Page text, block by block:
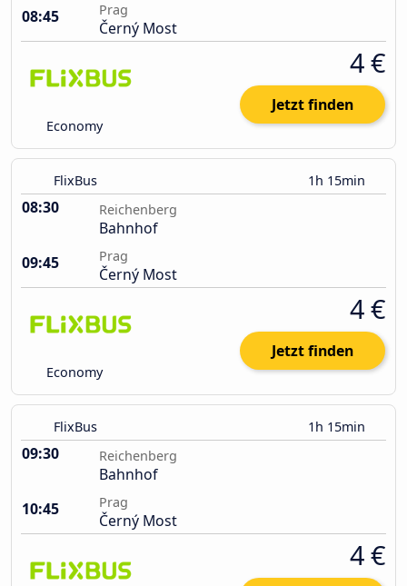
08:45
Prag
Černý Most
Economy
4 €
Jetzt finden
FlixBus 1h 15min
08:30 Reichenberg
Bahnhof
09:45
Prag
Černý Most
Economy
4 €
Jetzt finden
FlixBus 1h 15min
09:30 Reichenberg
Bahnhof
10:45
Prag
Černý Most
4 €